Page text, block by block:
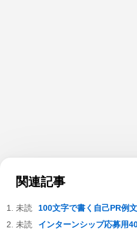
関連記事
100文字で書く自己PR例文
インターンシップ応募用